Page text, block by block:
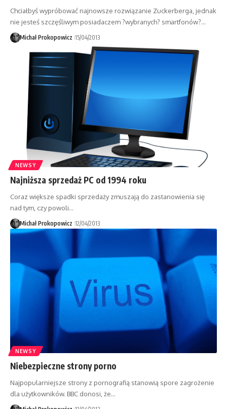
Chciałbyś wypróbować najnowsze rozwiązanie Zuckerberga, jednak
nie jesteś szczęśliwym posiadaczem ?wybranych? smartfonów?…
Michał Prokopowicz 15/04/2013
NEWSY
Najniższa sprzedaż PC od 1994 roku
Coraz większe spadki sprzedaży zmuszają do zastanowienia się
nad tym, czy powoli…
Michał Prokopowicz 12/04/2013
NEWSY
Niebezpieczne strony porno
Najpopularniejsze strony z pornografią stanowią spore zagrożenie
dla użytkowników. BBC donosi, że…